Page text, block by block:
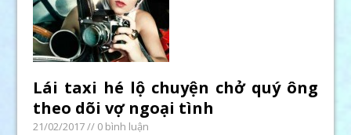
Lái taxi hé lộ chuyện chở quý ông
theo dõi vợ ngoại tình
21/02/2017// 0 bình luận